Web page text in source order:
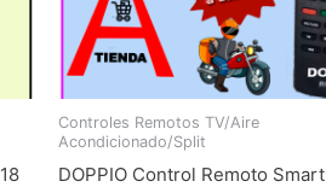
Controles Remotos TV/Aire
Acondicionado/Split
DOPPIO Control Remoto Smart